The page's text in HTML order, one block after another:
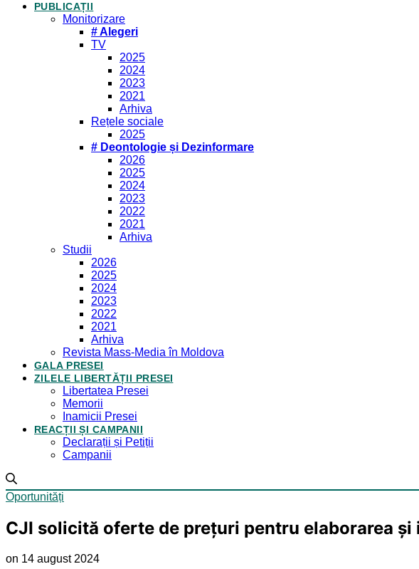
PUBLICAȚII
Monitorizare
# Alegeri
TV
2025
2024
2023
2021
Arhiva
Rețele sociale
2025
# Deontologie și Dezinformare
2026
2025
2024
2023
2022
2021
Arhiva
Studii
2026
2025
2024
2023
2022
2021
Arhiva
Revista Mass-Media în Moldova
GALA PRESEI
ZILELE LIBERTĂȚII PRESEI
Libertatea Presei
Memorii
Inamicii Presei
REACȚII ȘI CAMPANII
Declarații și Petiții
Campanii
Oportunități
CJI solicită oferte de prețuri pentru elaborarea
on 14 august 2024